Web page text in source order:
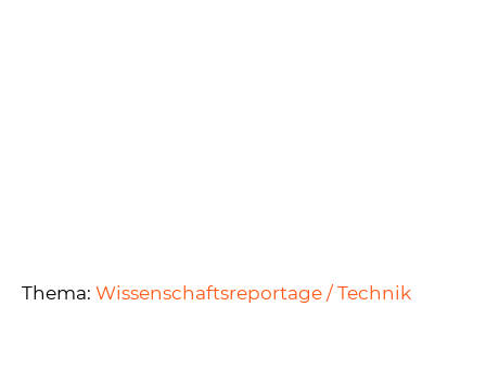
Thema: Wissenschaftsreportage / Technik